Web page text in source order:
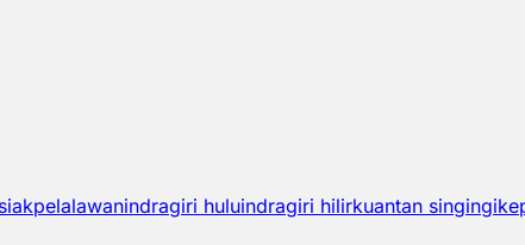
siakpelalawanindragiri huluindragiri hilirkuantan singingi